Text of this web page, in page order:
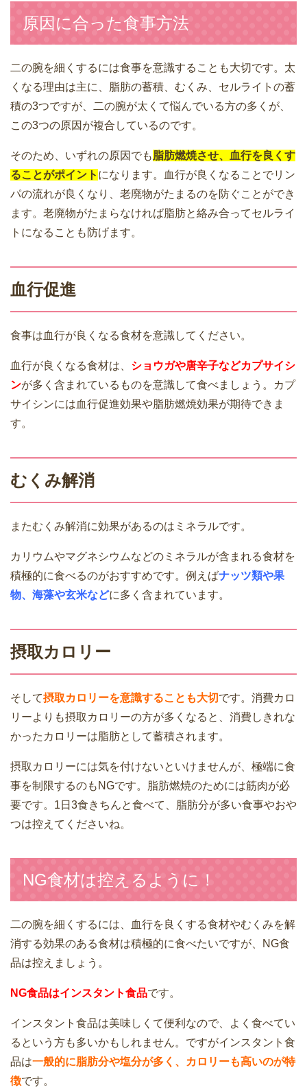
原因に合った食事方法
二の腕を細くするには食事を意識することも大切です。太
くなる理由は主に、脂肪の蓄積、むくみ、セルライトの蓄
積の3つですが、二の腕が太くて悩んでいる方の多くが、
この3つの原因が複合しているのです。
そのため、いずれの原因でも脂肪燃焼させ、血行を良くす
ることがポイント になります。血行が良くなることでリン
パの流れが良くなり、老廃物がたまるのを防ぐことができ
ます。老廃物がたまらなければ脂肪と絡み合ってセルライ
トになることも防げます。
血行促進
食事は血行が良くなる食材を意識してください。
血行が良くなる食材は、 ショウガや唐辛子などカプサイシ
ンが多く含まれているものを意識して食べましょう。カプ
サイシンには血行促進効果や脂肪燃焼効果が期待できま
す。
むくみ解消
またむくみ解消に効果があるのはミネラルです。
カリウムやマグネシウムなどのミネラルが含まれる食材を
積極的に食べるのがおすすめです。例えばナッツ類や果
物、海藻や玄米などに多く含まれています。
摂取カロリー
そして摂取カロリーを意識することも大切です。消費カロ
リーよりも摂取カロリーの方が多くなると、消費しきれな
かったカロリーは脂肪として蓄積されます。
摂取カロリーには気を付けないといけませんが、極端に食
事を制限するのもNGです。脂肪燃焼のためには筋肉が必
要です。1日3食きちんと食べて、脂肪分が多い食事やおや
つは控えてくださいね。
NG食材は控えるように！
二の腕を細くするには、血行を良くする食材やむくみを解
消する効果のある食材は積極的に食べたいですが、NG食
品は控えましょう。
NG食品はインスタント食品です。
インスタント食品は美味しくて便利なので、よく食べてい
るという方も多いかもしれません。ですがインスタント食
品は一般的に脂肪分や塩分が多く、カロリーも高いのが特
徴です。